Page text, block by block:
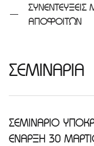
ΑΠΟΦΟΙΤΩΝ
ΣΕΜΙΝΑΡΙΑ
ΣΕΜΙΝΑΡΙΟ
ΕΝΑΡΞΗ 30